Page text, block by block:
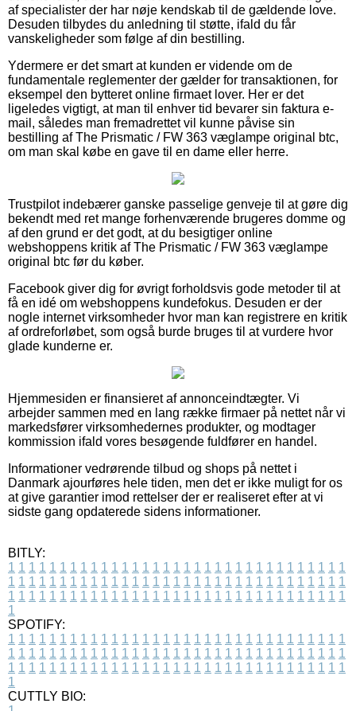
af specialister der har nøje kendskab til de gældende love.
Desuden tilbydes du anledning til støtte, ifald du får
vanskeligheder som følge af din bestilling.
Ydermere er det smart at kunden er vidende om de
fundamentale reglementer der gælder for transaktionen, for
eksempel den bytteret online firmaet lover. Her er det
ligeledes vigtigt, at man til enhver tid bevarer sin faktura e-
mail, således man fremadrettet vil kunne påvise sin
bestilling af The Prismatic / FW 363 væglampe original btc,
om man skal købe en gave til en dame eller herre.
Trustpilot indebærer ganske passelige genveje til at gøre dig
bekendt med ret mange forhenværende brugeres domme og
af den grund er det godt, at du besigtiger online
webshoppens kritik af The Prismatic / FW 363 væglampe
original btc før du køber.
Facebook giver dig for øvrigt forholdsvis gode metoder til at
få en idé om webshoppens kundefokus. Desuden er der
nogle internet virksomheder hvor man kan registrere en kritik
af ordreforløbet, som også burde bruges til at vurdere hvor
glade kunderne er.
Hjemmesiden er finansieret af annonceindtægter. Vi
arbejder sammen med en lang række firmaer på nettet når vi
markedsfører virksomhedernes produkter, og modtager
kommission ifald vores besøgende fuldfører en handel.
Informationer vedrørende tilbud og shops på nettet i
Danmark ajourføres hele tiden, men det er ikke muligt for os
at give garantier imod rettelser der er realiseret efter at vi
sidste gang opdaterede sidens informationer.
BITLY:
1 1 1 1 1 1 1 1 1 1 1 1 1 1 1 1 1 1 1 1 1 1 1 1 1 1 1 1 1 1 1 1 1
1 1 1 1 1 1 1 1 1 1 1 1 1 1 1 1 1 1 1 1 1 1 1 1 1 1 1 1 1 1 1 1 1
1 1 1 1 1 1 1 1 1 1 1 1 1 1 1 1 1 1 1 1 1 1 1 1 1 1 1 1 1 1 1 1 1
1
SPOTIFY:
1 1 1 1 1 1 1 1 1 1 1 1 1 1 1 1 1 1 1 1 1 1 1 1 1 1 1 1 1 1 1 1 1
1 1 1 1 1 1 1 1 1 1 1 1 1 1 1 1 1 1 1 1 1 1 1 1 1 1 1 1 1 1 1 1 1
1 1 1 1 1 1 1 1 1 1 1 1 1 1 1 1 1 1 1 1 1 1 1 1 1 1 1 1 1 1 1 1 1
1
CUTTLY BIO: